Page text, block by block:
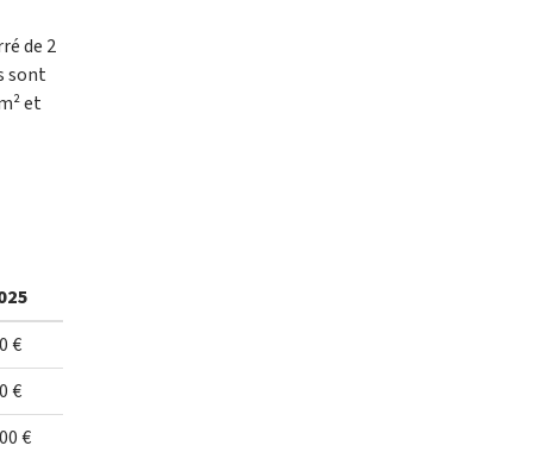
de 2
sont
et
€
€
€